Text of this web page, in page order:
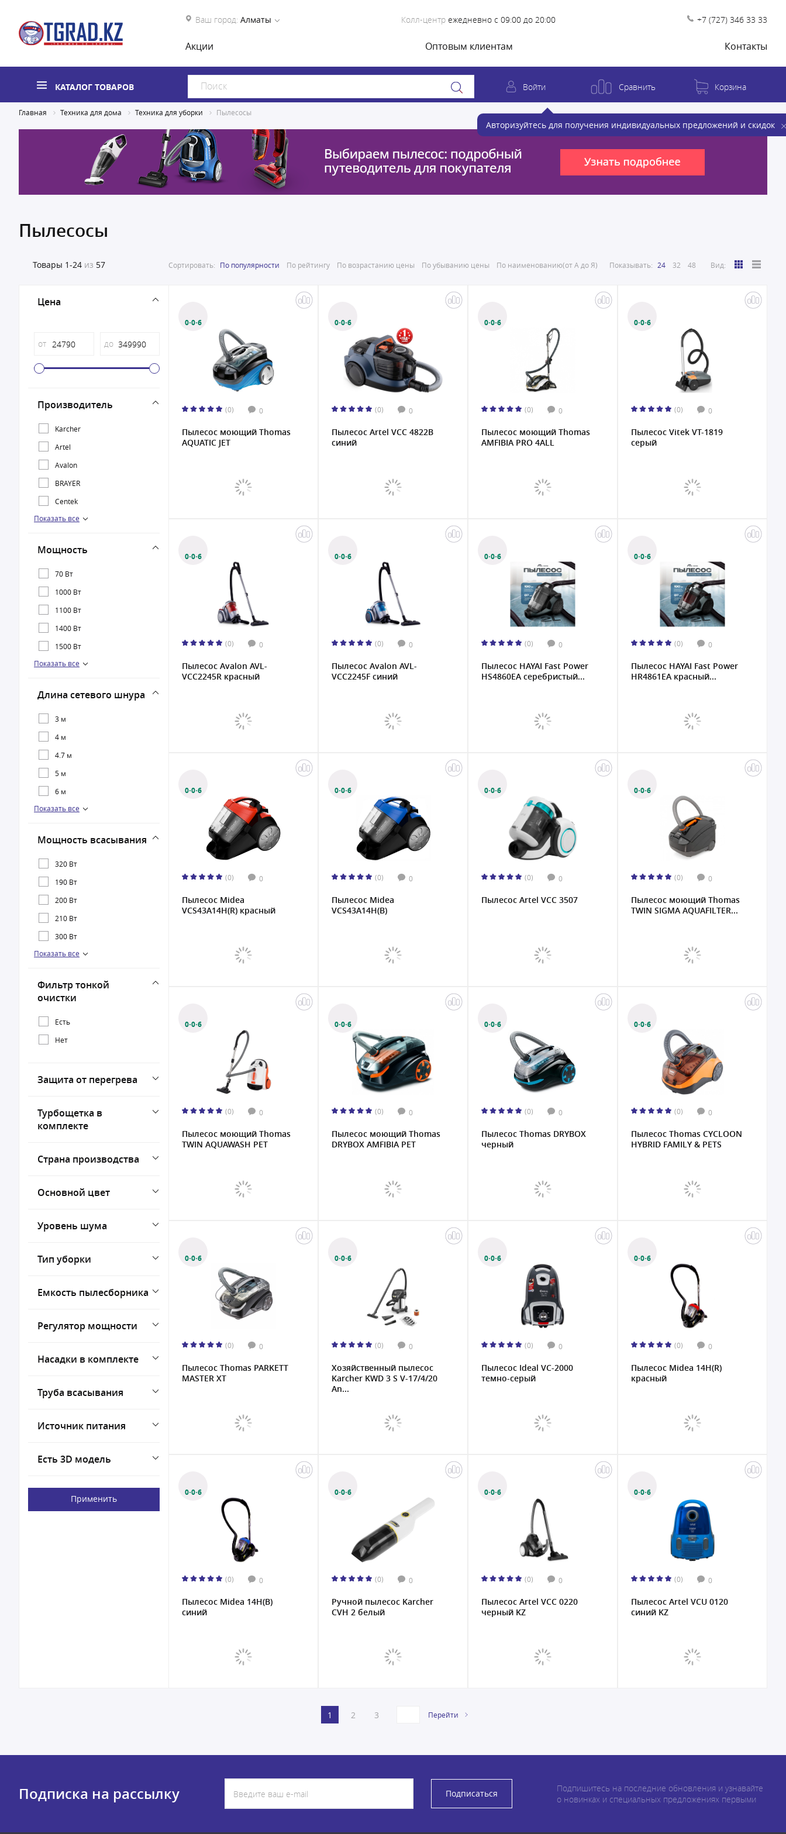
Ваш город: Алматы Колл-центр ежедневно с 09:00 до 20:00 +7 (727) 346 33 33
Акции Оптовым клиентам Контакты
КАТАЛОГ ТОВАРОВ Войти
Авторизуйтесь для получения индивидуальных предложений и скидок
Сравнить Корзина
Главная Техника для дома Техника для уборки Пылесосы
Пылесосы
Товары 1-24 из 57 Сортировать: По популярности По рейтингу По возрастанию цены По убыванию цены По наименованию(от А до Я) Показывать: 24 32 48 Вид:
Цена
от до
Производитель
Karcher
Artel
Avalon
BRAYER
Centek
HAYAI
Midea
Polaris
Tefal
Thomas
Vitek
Показать все
Мощность
70 Вт
1000 Вт
1100 Вт
1400 Вт
1500 Вт
1600 Вт
1800 Вт
2000 Вт
2200 Вт
2400 Вт
2500 Вт
Показать все
Длина сетевого шнура
3 м
4 м
4.7 м
5 м
6 м
7 м
Показать все
Мощность всасывания
320 Вт
190 Вт
200 Вт
210 Вт
300 Вт
350 Вт
380 Вт
420 Вт
430 Вт
500 Вт
Показать все
Фильтр тонкой
очистки
Есть
Нет
Защита от перегрева
Турбощетка в
комплекте
Страна производства
Основной цвет
Уровень шума
Тип уборки
Емкость пылесборника
Регулятор мощности
Насадки в комплекте
Труба всасывания
Источник питания
Есть 3D модель
Применить
0·0·6
(0) 0
Пылесос моющий Thomas
AQUATIC JET
0·0·6
(0) 0
Пылесос Artel VCC 4822B
синий
0·0·6
(0) 0
Пылесос моющий Thomas
AMFIBIA PRO 4ALL
0·0·6
(0) 0
Пылесос Vitek VT-1819
серый
0·0·6
(0) 0
Пылесос Avalon AVL-
VCC2245R красный
0·0·6
(0) 0
Пылесос Avalon AVL-
VCC2245F синий
0·0·6
(0) 0
Пылесос HAYAI Fast Power
HS4860EA серебристый...
0·0·6
(0) 0
Пылесос HAYAI Fast Power
HR4861EA красный...
0·0·6
(0) 0
Пылесос Midea
VCS43A14H(R) красный
0·0·6
(0) 0
Пылесос Midea
VCS43A14H(B)
0·0·6
(0) 0
Пылесос Artel VCC 3507
0·0·6
(0) 0
Пылесос моющий Thomas
TWIN SIGMA AQUAFILTER...
0·0·6
(0) 0
Пылесос моющий Thomas
TWIN AQUAWASH PET
0·0·6
(0) 0
Пылесос моющий Thomas
DRYBOX AMFIBIA PET
0·0·6
(0) 0
Пылесос Thomas DRYBOX
черный
0·0·6
(0) 0
Пылесос Thomas CYCLOON
HYBRID FAMILY & PETS
0·0·6
(0) 0
Пылесос Thomas PARKETT
MASTER XT
0·0·6
(0) 0
Хозяйственный пылесос
Karcher KWD 3 S V-17/4/20
An...
0·0·6
(0) 0
Пылесос Ideal VC-2000
темно-серый
0·0·6
(0) 0
Пылесос Midea 14H(R)
красный
0·0·6
(0) 0
Пылесос Midea 14H(B)
синий
0·0·6
(0) 0
Ручной пылесос Karcher
CVH 2 белый
0·0·6
(0) 0
Пылесос Artel VCC 0220
черный KZ
0·0·6
(0) 0
Пылесос Artel VCU 0120
синий KZ
1 2 3 Перейти
Подписка на рассылку Подписаться
Подпишитесь на последние обновления и узнавайте
о новинках и специальных предложениях первыми